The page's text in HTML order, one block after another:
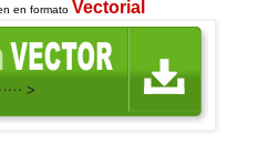
en formato Vectorial